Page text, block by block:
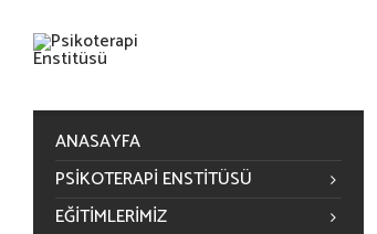
ANASAYFA
PSIKOTERAPI ENSTITÜSÜ
EĞITIMLERIMIZ